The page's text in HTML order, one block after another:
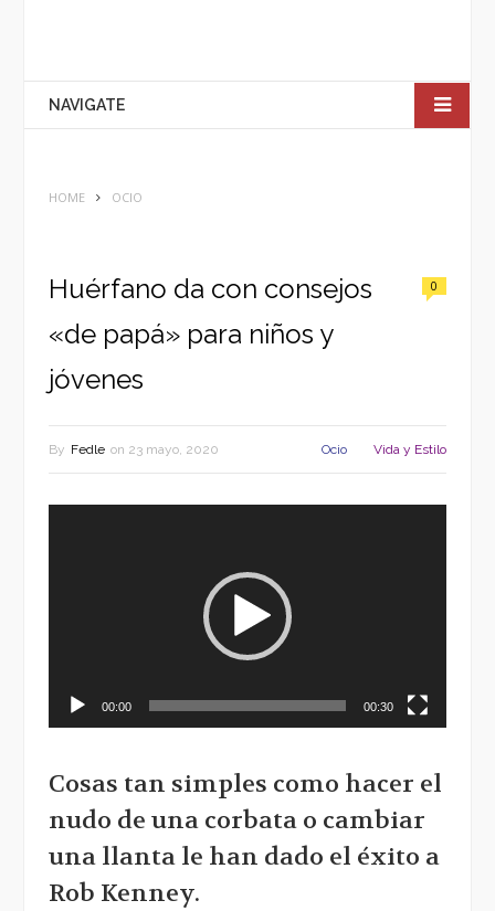
NAVIGATE
HOME OCIO
Huérfano da con consejos
«de papá» para niños y
jóvenes
0
By Fedle on 23 mayo, 2020 Ocio Vida y Estilo
00:00 00:30
Cosas tan simples como hacer el
nudo de una corbata o cambiar
una llanta le han dado el éxito a
Rob Kenney.